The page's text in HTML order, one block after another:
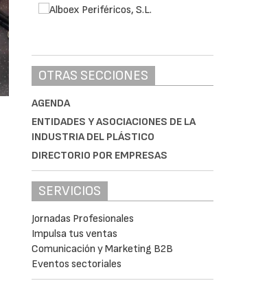
OTRAS SECCIONES
AGENDA
ENTIDADES Y ASOCIACIONES DE LA
INDUSTRIA DEL PLÁSTICO
DIRECTORIO POR EMPRESAS
SERVICIOS
Jornadas Profesionales
Impulsa tus ventas
Comunicación y Marketing B2B
Eventos sectoriales